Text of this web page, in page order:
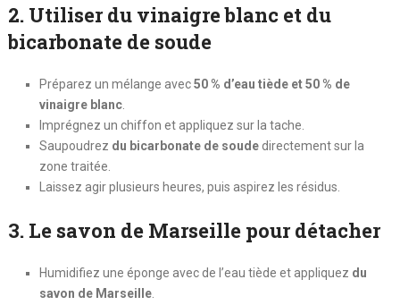
2. Utiliser du vinaigre blanc et du
bicarbonate de soude
Préparez un mélange avec50 % d’eau tiède et 50 % de
vinaigre blanc.
Imprégnez un chiffon et appliquez sur la tache.
Saupoudrez du bicarbonate de soudedirectement sur la
zone traitée.
Laissez agir plusieurs heures, puis aspirez les résidus.
3. Le savon de Marseille pour détacher
Humidifiez une éponge avec de l’eau tiède et appliquez du
savon de Marseille.